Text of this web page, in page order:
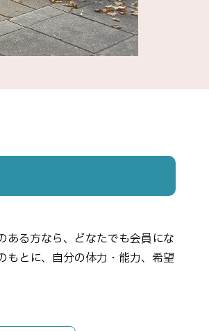
ある方なら、どなたでも会員にな
もとに、自分の体力・能力、希望